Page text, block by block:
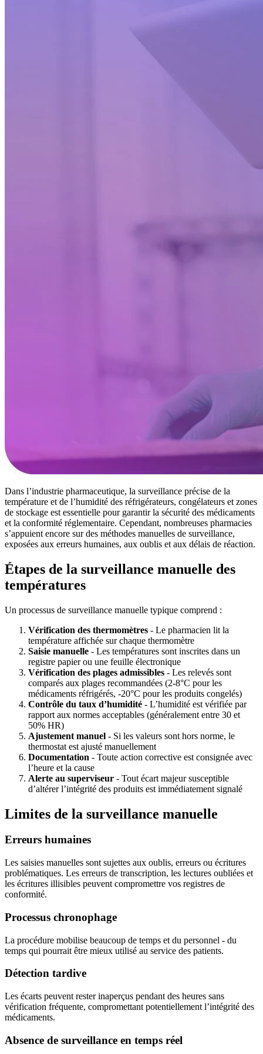
Dans l’industrie pharmaceutique, la surveillance précise de la
température et de l’humidité des réfrigérateurs, congélateurs et zones
de stockage est essentielle pour garantir la sécurité des médicaments
et la conformité réglementaire. Cependant, nombreuses pharmacies
s’appuient encore sur des méthodes manuelles de surveillance,
exposées aux erreurs humaines, aux oublis et aux délais de réaction.
Étapes de la surveillance manuelle des
températures
Un processus de surveillance manuelle typique comprend :
Vérification des thermomètres - Le pharmacien lit la
température affichée sur chaque thermomètre
Saisie manuelle - Les températures sont inscrites dans un
registre papier ou une feuille électronique
Vérification des plages admissibles - Les relevés sont
comparés aux plages recommandées (2-8°C pour les
médicaments réfrigérés, -20°C pour les produits congelés)
Contrôle du taux d’humidité - L’humidité est vérifiée par
rapport aux normes acceptables (généralement entre 30 et
50% HR)
Ajustement manuel - Si les valeurs sont hors norme, le
thermostat est ajusté manuellement
Documentation - Toute action corrective est consignée avec
l’heure et la cause
Alerte au superviseur - Tout écart majeur susceptible
d’altérer l’intégrité des produits est immédiatement signalé
Limites de la surveillance manuelle
Erreurs humaines
Les saisies manuelles sont sujettes aux oublis, erreurs ou écritures
problématiques. Les erreurs de transcription, les lectures oubliées et
les écritures illisibles peuvent compromettre vos registres de
conformité.
Processus chronophage
La procédure mobilise beaucoup de temps et du personnel - du
temps qui pourrait être mieux utilisé au service des patients.
Détection tardive
Les écarts peuvent rester inaperçus pendant des heures sans
vérification fréquente, compromettant potentiellement l’intégrité des
médicaments.
Absence de surveillance en temps réel